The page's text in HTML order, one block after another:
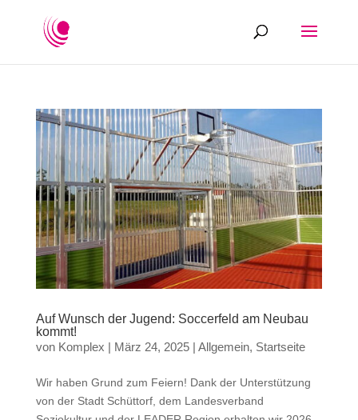
Auf Wunsch der Jugend: Soccerfeld am Neubau
kommt!
von Komplex März 24, 2025| Allgemein, Startseite
Wir haben Grund zum Feiern! Dank der Unterstützung
von der Stadt Schüttorf, dem Landesverband